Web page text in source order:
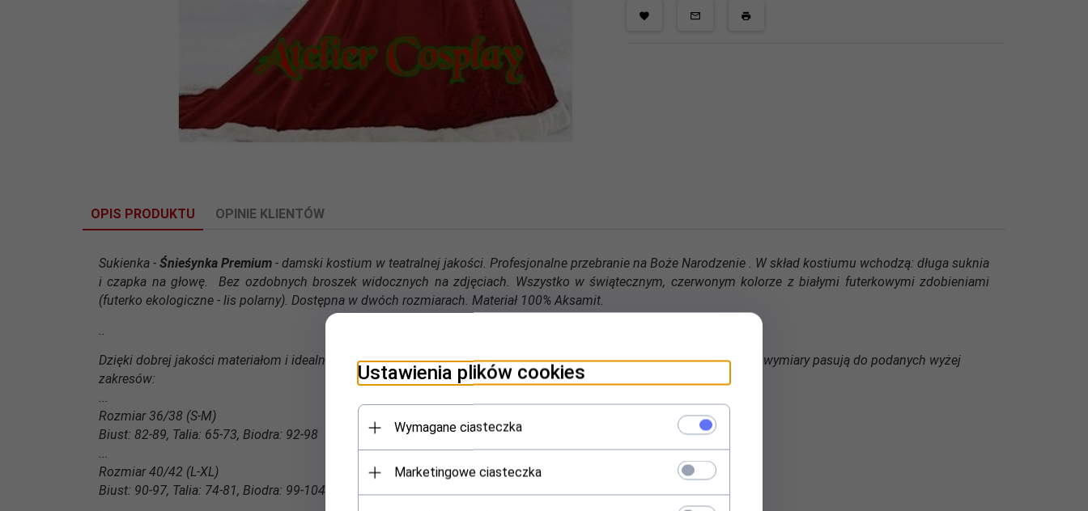
OPIS PRODUKTU OPINIE KLIENTÓW
Sukienka - Śnieśynka Premium - damski kostium w teatralnej jakości. Profesjonalne przebranie na Boże Narodzenie . W skład kostiumu wchodzą: długa suknia
i czapka na głowę. Bez ozdobnych broszek widocznych na zdjęciach. Wszystko w świątecznym, czerwonym kolorze z białymi futerkowymi zdobieniami
(futerko ekologiczne - lis polarny). Dostępna w dwóch rozmiarach. Materiał 100% Aksamit.
..
Dzięki dobrej jakości materiałom i idealnie dobranemu krojowi produkt ten idealnie prezentuje się na osobach, których wymiary pasują do podanych wyżej
zakresów:
...
Rozmiar 36/38 (S-M)
Biust: 82-89, Talia: 65-73, Biodra: 92-98
...
Rozmiar 40/42 (L-XL)
Biust: 90-97, Talia: 74-81, Biodra: 99-104
Ustawienia plików cookies
Wymagane ciasteczka
Marketingowe ciasteczka